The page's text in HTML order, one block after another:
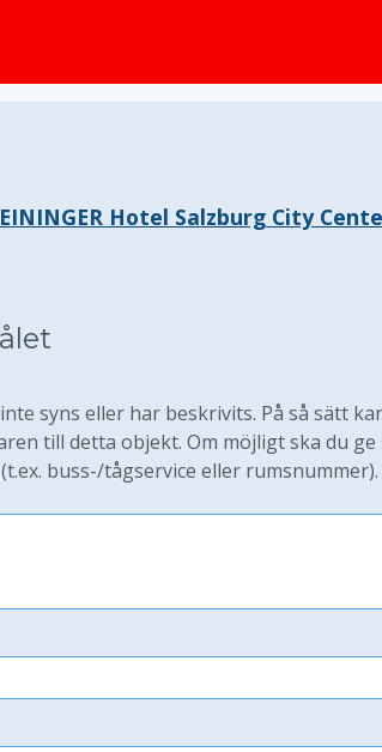
Hotel Salzburg City
syns eller har beskrivits. På så sätt
till detta objekt. Om möjligt ska du ge
buss-/tågservice eller rumsnummer).